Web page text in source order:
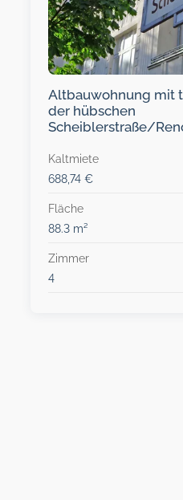
Altbauwohnung mit
der hübschen
Scheiblerstraße/
Kaltmiete
688,74 €
Fläche
88.3 m²
Zimmer
4